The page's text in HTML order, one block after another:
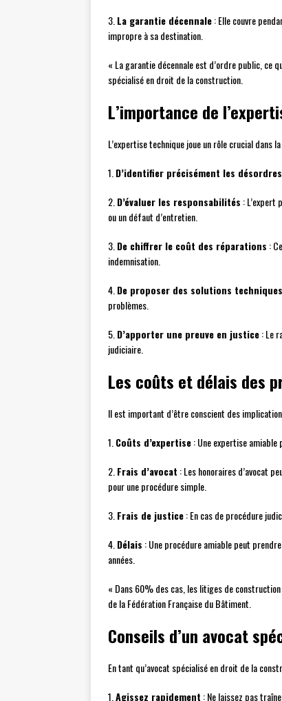
3. La garantie décennale: Elle couvre
impropre à sa destination.
« La garantie décennale est d’ordre public, ce
spécialisé en droit de la construction.
L’importance de
L’expertise technique joue un rôle crucial
1. D’identifier précisément les désordres
2. D’évaluer les responsabilités :
ou un défaut d’entretien.
3. De chiffrer le coût des réparations :
indemnisation.
4. De proposer des solutions techniques
problèmes.
5. D’apporter une preuve en justice: Le
judiciaire.
Les coûts et délais des
Il est important d’être conscient des
1. Coûts d’expertise: Une expertise
2. Frais d’avocat : Les honoraires d’avocat
pour une procédure simple.
3. Frais de justice: En cas de procédure
4. Délais : Une procédure amiable peut
années.
« Dans 60% des cas, les litiges de
de la Fédération Française du Bâtiment.
Conseils d’un avocat
En tant qu’avocat spécialisé en droit de la
1. Agissez rapidement : Ne laissez pas